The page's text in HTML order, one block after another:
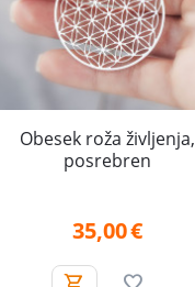
Obesek roža življenja,
posrebren
35,00€